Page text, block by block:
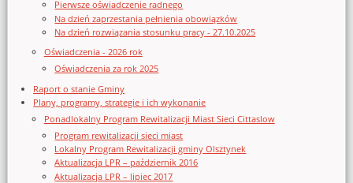
Pierwsze oświadczenie radnego
Na dzień zaprzestania pełnienia obowiązków
Na dzień rozwiązania stosunku pracy - 27.10.2025
Oświadczenia - 2026 rok
Oświadczenia za rok 2025
Raport o stanie Gminy
Plany, programy, strategie i ich wykonanie
Ponadlokalny Program Rewitalizacji Miast Sieci Cittaslow
Program rewitalizacji sieci miast
Lokalny Program Rewitalizacji gminy Olsztynek
Aktualizacja LPR – październik 2016
Aktualizacja LPR – lipiec 2017